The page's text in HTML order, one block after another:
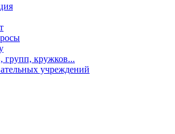
групп, кружков...
учреждений